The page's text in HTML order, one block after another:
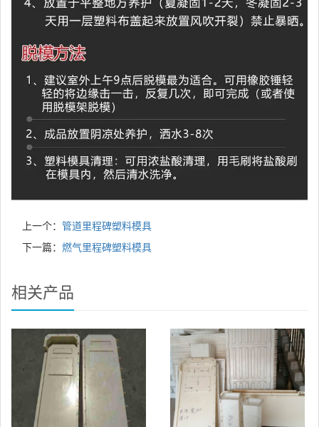
上一个： 管道里程碑塑料模具
下一篇： 燃气里程碑塑料模具
相关产品